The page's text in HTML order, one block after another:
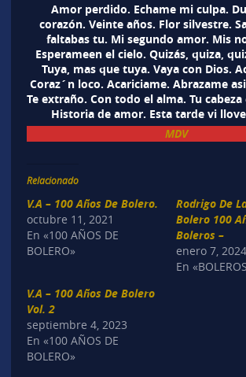
Amor perdido. Echame mi culpa.
corazón. Veinte años. Flor silvestre.
faltabas tu. Mi segundo amor. Mis
Esperameen el cielo. Quizás, quiza,
Tuya, mas que tuya. Vaya con Dios.
Coraz´n loco. Acariciame. Abrazame
Te extraño. Con todo el alma. Tu
Historia de amor. Esta tarde vi
MDV
Relacionado
V.A – 100 Años De Bolero.
octubre 11, 2021
En «100 AÑOS DE
BOLERO»
Rodrigo De
Bolero 100
Boleros –
enero 7, 2024
En
V.A – 100 Años De Bolero
Vol. 2
septiembre 4, 2023
En «100 AÑOS DE
BOLERO»